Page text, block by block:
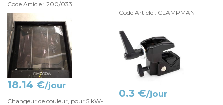
Code Article : 200/033
18.14 €/jour
Changeur de couleur, pour 5 kW-
Code Article : CLAMPMAN
0.3 €/jour